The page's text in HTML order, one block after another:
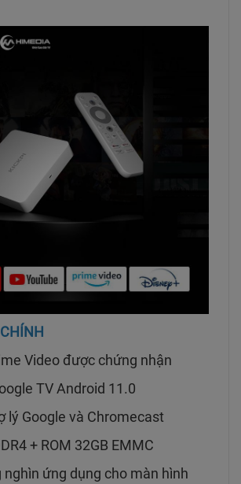
Video được chứng nhận
TV Android 11.0
lý Google và Chromecast
+ ROM 32GB EMMC
nghìn ứng dụng cho màn hình